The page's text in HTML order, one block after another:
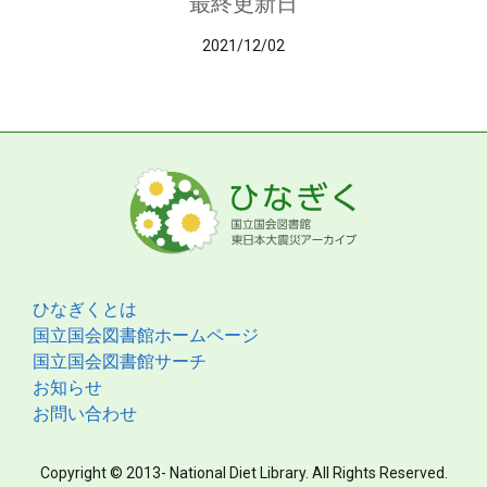
2021/12/02
ひなぎくとは
国立国会図書館ホームページ
国立国会図書館サーチ
お知らせ
お問い合わせ
Copyright © 2013- National Diet Library. All Rights Reserved.